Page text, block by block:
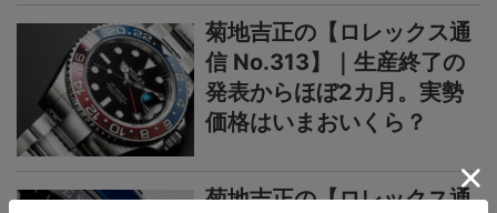
菊地吉正の【ロレックス通
信 No.313】｜生産終了の
発表からほぼ2カ月。実勢
価格はいまおいくら？
菊地吉正の【ロレックス通